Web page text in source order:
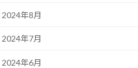
2024年8月
2024年7月
2024年6月